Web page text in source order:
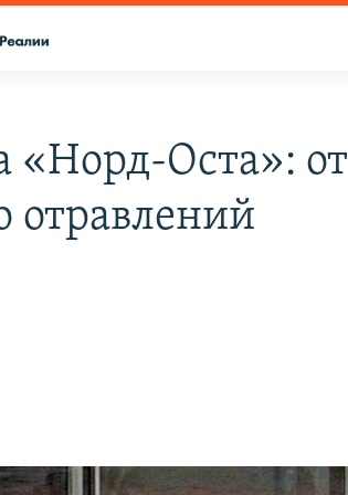
«Норд-Оста»: от
отравлений